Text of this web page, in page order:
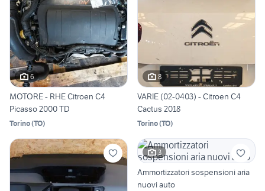
6
MOTORE - RHE Citroen C4
Picasso 2000 TD
Torino(TO)
8
VARIE (02-0403) - Citroen C4
Cactus 2018
Torino(TO)
3
Ammortizzatori sospensioni aria
nuovi auto